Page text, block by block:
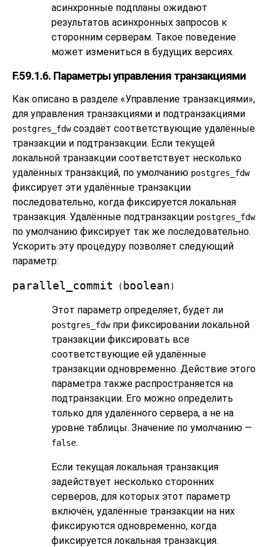
асинхронные подпланы ожидают
результатов асинхронных запросов к
сторонним серверам. Такое поведение
может измениться в будущих версиях.
F.59.1.6. Параметры управления транзакциями
Как описано в разделе «Управление транзакциями»,
для управления транзакциями и подтранзакциями
postgres_fdwсоздаёт соответствующие удалённые
транзакции и подтранзакции. Если текущей
локальной транзакции соответствует несколько
удалённых транзакций, по умолчанию postgres_fdw
фиксирует эти удалённые транзакции
последовательно, когда фиксируется локальная
транзакция. Удалённые подтранзакции postgres_fdw
по умолчанию фиксирует так же последовательно.
Ускорить эту процедуру позволяет следующий
параметр:
parallel_commit ( boolean )
Этот параметр определяет, будет ли
postgres_fdwпри фиксировании локальной
транзакции фиксировать все
соответствующие ей удалённые
транзакции одновременно. Действие этого
параметра также распространяется на
подтранзакции. Его можно определить
только для удалённого сервера, а не на
уровне таблицы. Значение по умолчанию —
false.
Если текущая локальная транзакция
задействует несколько сторонних
серверов, для которых этот параметр
включён, удалённые транзакции на них
фиксируются одновременно, когда
фиксируется локальная транзакция.